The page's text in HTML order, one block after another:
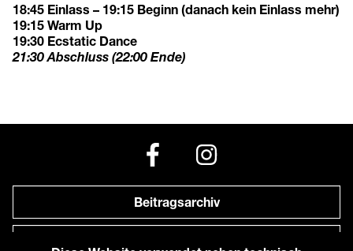
18:45 Einlass – 19:15 Beginn (danach kein Einlass mehr)
19:15 Warm Up
19:30 Ecstatic Dance
21:30 Abschluss (22:00 Ende)
Beitragsarchiv